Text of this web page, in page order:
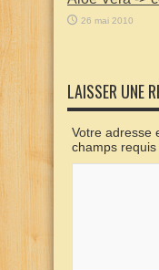
26 mai 2010
LAISSER UNE
Votre adresse
champs